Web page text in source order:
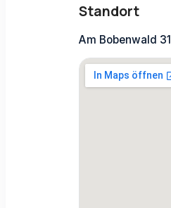
Standort
Am Bobenwald